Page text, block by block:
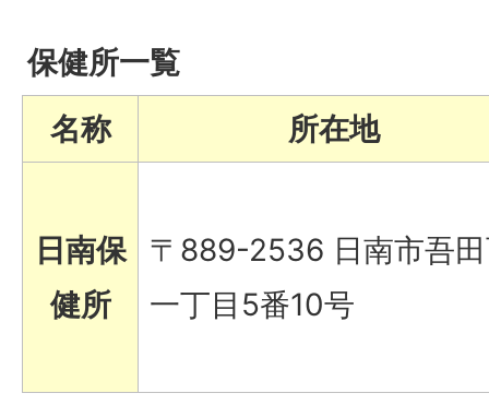
保健所一覧
名称
所在地
日南保
健所
〒889-2536 日南市吾
一丁目5番10号